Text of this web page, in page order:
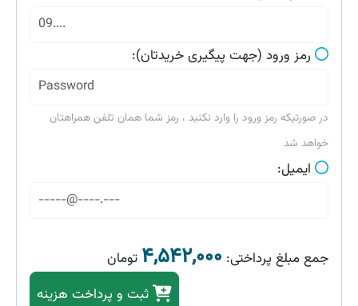
رمز ورود (جهت پیگیری خریدتان):
در صورتیکه رمز ورود را وارد نکنید ، رمز شما همان تلفن همراهتان
خواهد شد
ایمیل:
جمع مبلغ پرداختی: ۴,۵۴۲,۰۰۰ تومان
ثبت و پرداخت هزینه